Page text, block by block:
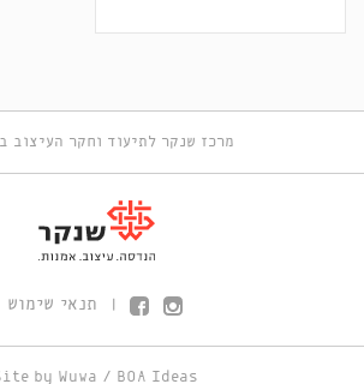
מרכז שנקר לתיעוד וחקר העיצוב
תנאי שימוש
by Wuwa / BOA Ideas